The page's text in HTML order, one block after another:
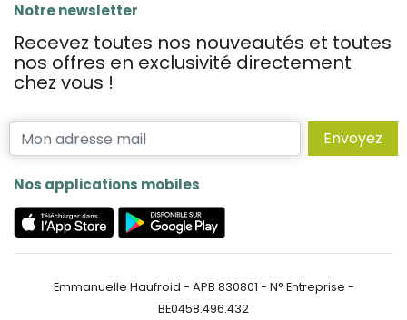
Notre newsletter
Recevez toutes nos nouveautés et toutes
nos offres en exclusivité directement
chez vous !
Envoyez
Nos applications mobiles
Emmanuelle Haufroid - APB 830801 - N° Entreprise -
BE0458.496.432